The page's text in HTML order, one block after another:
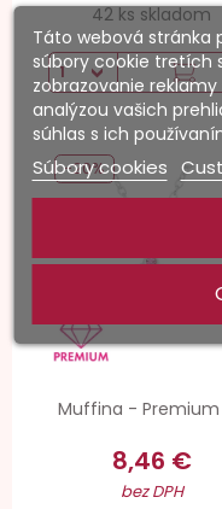
42 ks skladom
Muffina - Premium
8,46 €
bez DPH
-20%
Táto webová stránka
súbory cookie tretích
zobrazovanie
analýzou vašich
súhlas s ich
Súbory cookies